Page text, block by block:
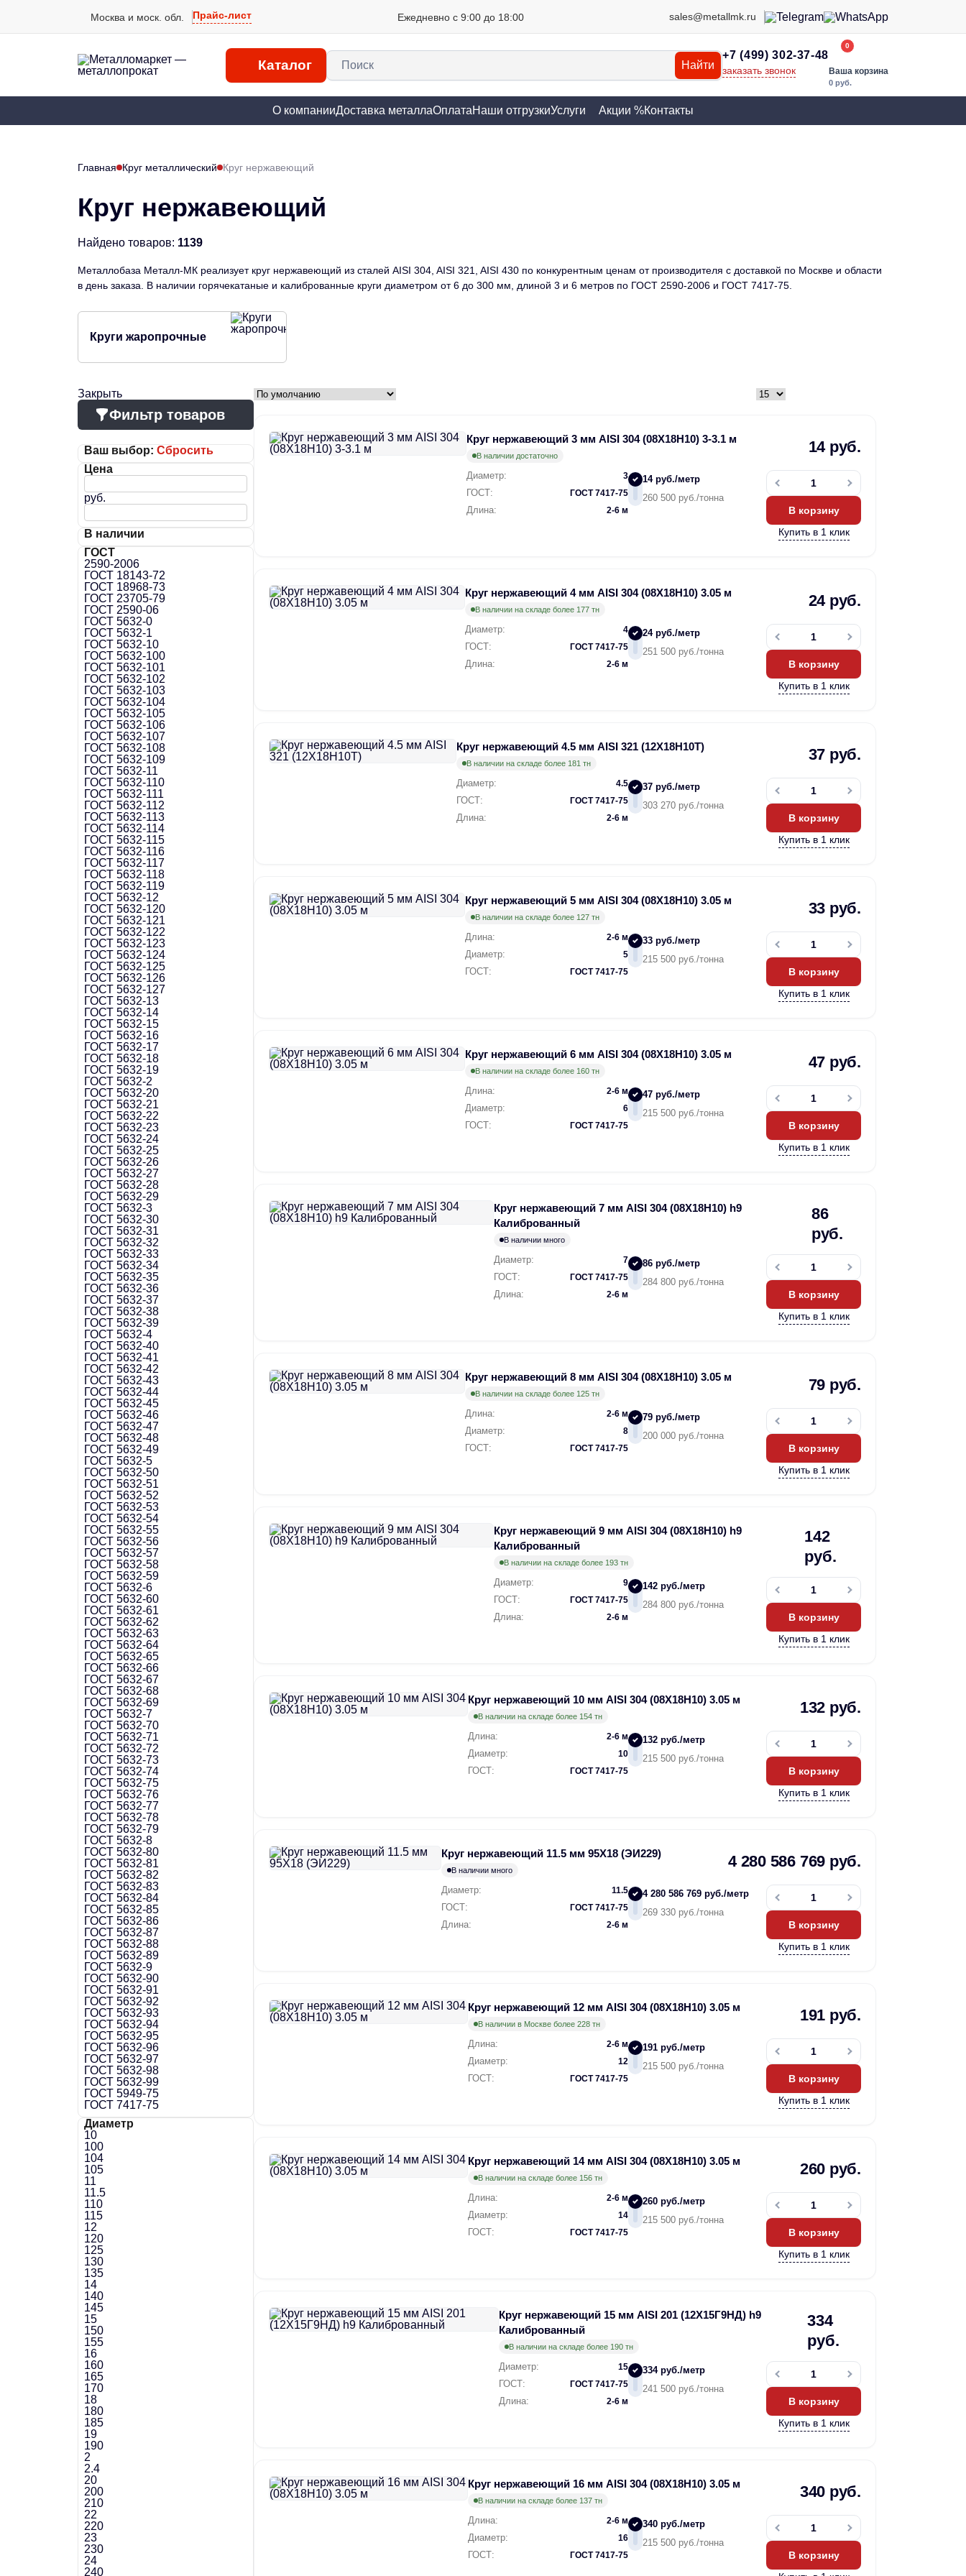
Москва и моск. обл. Прайс-лист Ежедневно с 9:00 до 18:00 sales@metallmk.ru
Каталог Найти
+7 (499) 302-37-48
заказать звонок
0
Ваша корзина
0 руб.
О компанииДоставка металлаОплатаНаши отгрузкиУслуги Акции %Контакты
Главная Круг металлический Круг нержавеющий
Круг нержавеющий
Найдено товаров: 1139
Металлобаза Металл-МК реализует круг нержавеющий из сталей AISI 304, AISI 321, AISI 430 по конкурентным ценам от производителя с доставкой по Москве и области
в день заказа. В наличии горячекатаные и калиброванные круги диаметром от 6 до 300 мм, длиной 3 и 6 метров по ГОСТ 2590-2006 и ГОСТ 7417-75.
Круги жаропрочные
Закрыть
Фильтр товаров
Ваш выбор: Сбросить
Цена
руб.
В наличии
ГОСТ
2590-2006
ГОСТ 18143-72
ГОСТ 18968-73
ГОСТ 23705-79
ГОСТ 2590-06
ГОСТ 5632-0
ГОСТ 5632-1
ГОСТ 5632-10
ГОСТ 5632-100
ГОСТ 5632-101
ГОСТ 5632-102
ГОСТ 5632-103
ГОСТ 5632-104
ГОСТ 5632-105
ГОСТ 5632-106
ГОСТ 5632-107
ГОСТ 5632-108
ГОСТ 5632-109
ГОСТ 5632-11
ГОСТ 5632-110
ГОСТ 5632-111
ГОСТ 5632-112
ГОСТ 5632-113
ГОСТ 5632-114
ГОСТ 5632-115
ГОСТ 5632-116
ГОСТ 5632-117
ГОСТ 5632-118
ГОСТ 5632-119
ГОСТ 5632-12
ГОСТ 5632-120
ГОСТ 5632-121
ГОСТ 5632-122
ГОСТ 5632-123
ГОСТ 5632-124
ГОСТ 5632-125
ГОСТ 5632-126
ГОСТ 5632-127
ГОСТ 5632-13
ГОСТ 5632-14
ГОСТ 5632-15
ГОСТ 5632-16
ГОСТ 5632-17
ГОСТ 5632-18
ГОСТ 5632-19
ГОСТ 5632-2
ГОСТ 5632-20
ГОСТ 5632-21
ГОСТ 5632-22
ГОСТ 5632-23
ГОСТ 5632-24
ГОСТ 5632-25
ГОСТ 5632-26
ГОСТ 5632-27
ГОСТ 5632-28
ГОСТ 5632-29
ГОСТ 5632-3
ГОСТ 5632-30
ГОСТ 5632-31
ГОСТ 5632-32
ГОСТ 5632-33
ГОСТ 5632-34
ГОСТ 5632-35
ГОСТ 5632-36
ГОСТ 5632-37
ГОСТ 5632-38
ГОСТ 5632-39
ГОСТ 5632-4
ГОСТ 5632-40
ГОСТ 5632-41
ГОСТ 5632-42
ГОСТ 5632-43
ГОСТ 5632-44
ГОСТ 5632-45
ГОСТ 5632-46
ГОСТ 5632-47
ГОСТ 5632-48
ГОСТ 5632-49
ГОСТ 5632-5
ГОСТ 5632-50
ГОСТ 5632-51
ГОСТ 5632-52
ГОСТ 5632-53
ГОСТ 5632-54
ГОСТ 5632-55
ГОСТ 5632-56
ГОСТ 5632-57
ГОСТ 5632-58
ГОСТ 5632-59
ГОСТ 5632-6
ГОСТ 5632-60
ГОСТ 5632-61
ГОСТ 5632-62
ГОСТ 5632-63
ГОСТ 5632-64
ГОСТ 5632-65
ГОСТ 5632-66
ГОСТ 5632-67
ГОСТ 5632-68
ГОСТ 5632-69
ГОСТ 5632-7
ГОСТ 5632-70
ГОСТ 5632-71
ГОСТ 5632-72
ГОСТ 5632-73
ГОСТ 5632-74
ГОСТ 5632-75
ГОСТ 5632-76
ГОСТ 5632-77
ГОСТ 5632-78
ГОСТ 5632-79
ГОСТ 5632-8
ГОСТ 5632-80
ГОСТ 5632-81
ГОСТ 5632-82
ГОСТ 5632-83
ГОСТ 5632-84
ГОСТ 5632-85
ГОСТ 5632-86
ГОСТ 5632-87
ГОСТ 5632-88
ГОСТ 5632-89
ГОСТ 5632-9
ГОСТ 5632-90
ГОСТ 5632-91
ГОСТ 5632-92
ГОСТ 5632-93
ГОСТ 5632-94
ГОСТ 5632-95
ГОСТ 5632-96
ГОСТ 5632-97
ГОСТ 5632-98
ГОСТ 5632-99
ГОСТ 5949-75
ГОСТ 7417-75
Диаметр
10
100
104
105
11
11.5
110
115
12
120
125
130
135
14
140
145
15
150
155
16
160
165
170
18
180
185
19
190
2
2.4
20
200
210
22
220
23
230
24
240
Круг нержавеющий 3 мм AISI 304 (08Х18Н10) 3-3.1 м
В наличии достаточно 14 руб.
Диаметр: 3
ГОСТ: ГОСТ 7417-75
Длина: 2-6 м
14 руб./метр
260 500 руб./тонна
В корзину
Купить в 1 клик
Круг нержавеющий 4 мм AISI 304 (08Х18Н10) 3.05 м
В наличии на складе более 177 тн 24 руб.
Диаметр: 4
ГОСТ: ГОСТ 7417-75
Длина: 2-6 м
24 руб./метр
251 500 руб./тонна
В корзину
Купить в 1 клик
Круг нержавеющий 4.5 мм AISI 321 (12Х18Н10Т)
В наличии на складе более 181 тн 37 руб.
Диаметр: 4.5
ГОСТ: ГОСТ 7417-75
Длина: 2-6 м
37 руб./метр
303 270 руб./тонна
В корзину
Купить в 1 клик
Круг нержавеющий 5 мм AISI 304 (08Х18Н10) 3.05 м
В наличии на складе более 127 тн 33 руб.
Длина: 2-6 м
Диаметр: 5
ГОСТ: ГОСТ 7417-75
33 руб./метр
215 500 руб./тонна
В корзину
Купить в 1 клик
Круг нержавеющий 6 мм AISI 304 (08Х18Н10) 3.05 м
В наличии на складе более 160 тн 47 руб.
Длина: 2-6 м
Диаметр: 6
ГОСТ: ГОСТ 7417-75
47 руб./метр
215 500 руб./тонна
В корзину
Купить в 1 клик
Круг нержавеющий 7 мм AISI 304 (08Х18Н10) h9
Калиброванный
В наличии много
86
руб.
Диаметр: 7
ГОСТ: ГОСТ 7417-75
Длина: 2-6 м
86 руб./метр
284 800 руб./тонна
В корзину
Купить в 1 клик
Круг нержавеющий 8 мм AISI 304 (08Х18Н10) 3.05 м
В наличии на складе более 125 тн 79 руб.
Длина: 2-6 м
Диаметр: 8
ГОСТ: ГОСТ 7417-75
79 руб./метр
200 000 руб./тонна
В корзину
Купить в 1 клик
Круг нержавеющий 9 мм AISI 304 (08Х18Н10) h9
Калиброванный
В наличии на складе более 193 тн
142
руб.
Диаметр: 9
ГОСТ: ГОСТ 7417-75
Длина: 2-6 м
142 руб./метр
284 800 руб./тонна
В корзину
Купить в 1 клик
Круг нержавеющий 10 мм AISI 304 (08Х18Н10) 3.05 м
В наличии на складе более 154 тн 132 руб.
Длина: 2-6 м
Диаметр: 10
ГОСТ: ГОСТ 7417-75
132 руб./метр
215 500 руб./тонна
В корзину
Купить в 1 клик
Круг нержавеющий 11.5 мм 95Х18 (ЭИ229)
В наличии много 4 280 586 769 руб.
Диаметр: 11.5
ГОСТ: ГОСТ 7417-75
Длина: 2-6 м
4 280 586 769 руб./метр
269 330 руб./тонна
В корзину
Купить в 1 клик
Круг нержавеющий 12 мм AISI 304 (08Х18Н10) 3.05 м
В наличии в Москве более 228 тн 191 руб.
Длина: 2-6 м
Диаметр: 12
ГОСТ: ГОСТ 7417-75
191 руб./метр
215 500 руб./тонна
В корзину
Купить в 1 клик
Круг нержавеющий 14 мм AISI 304 (08Х18Н10) 3.05 м
В наличии на складе более 156 тн 260 руб.
Длина: 2-6 м
Диаметр: 14
ГОСТ: ГОСТ 7417-75
260 руб./метр
215 500 руб./тонна
В корзину
Купить в 1 клик
Круг нержавеющий 15 мм AISI 201 (12Х15Г9НД) h9
Калиброванный
В наличии на складе более 190 тн
334
руб.
Диаметр: 15
ГОСТ: ГОСТ 7417-75
Длина: 2-6 м
334 руб./метр
241 500 руб./тонна
В корзину
Купить в 1 клик
Круг нержавеющий 16 мм AISI 304 (08Х18Н10) 3.05 м
В наличии на складе более 137 тн 340 руб.
Длина: 2-6 м
Диаметр: 16
ГОСТ: ГОСТ 7417-75
340 руб./метр
215 500 руб./тонна
В корзину